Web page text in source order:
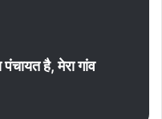
पंचायत है, मेरा गांव